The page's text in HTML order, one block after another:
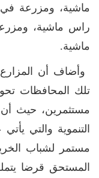
ماشية.
تلك المحافظات
مستثمرين، حيث
التنموية والتي
مستمر لشباب